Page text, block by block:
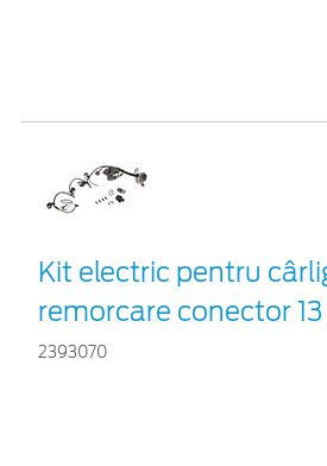
Kit electric pentru
remorcare conector
2393070